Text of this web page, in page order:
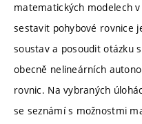
matematických modelech
sestavit pohybové rovnice
soustav a posoudit otázku
obecně nelineárních
rovnic. Na vybraných
se seznámí s možnostmi